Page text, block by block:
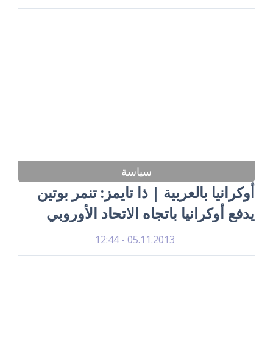
سياسة
أوكرانيا بالعربية | ذا تايمز: تنمر بوتين
يدفع أوكرانيا باتجاه الاتحاد الأوروبي
05.11.2013 - 12:44